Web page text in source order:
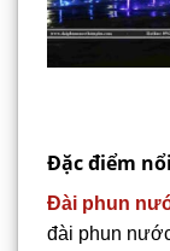
Đặc điểm
Đài phun
đài phun